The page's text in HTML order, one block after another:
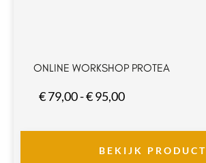
ONLINE WORKSHOP PROTEA
€79,00-€95,00Prijsklasse:
tot
€ 95,00
BEKIJK PRODUCT